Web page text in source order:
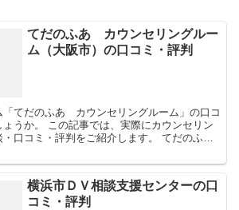
てだのふあ カウンセリングルー
ム（大阪市）の口コミ・評判
「てだのふあ カウンセリングルーム」の口コ
ょうか。 この記事では、実際にカウンセリン
口コミ・評判をご紹介します。 てだのふ
横浜市ＤＶ相談支援センターの口
コミ・評判